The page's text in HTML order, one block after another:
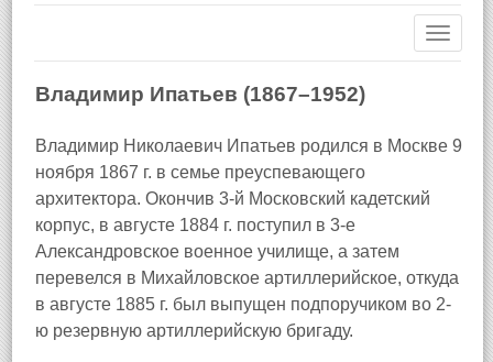
Владимир Ипатьев (1867–1952)
Владимир Николаевич Ипатьев родился в Москве 9
ноября 1867 г. в семье преуспевающего
архитектора. Окончив 3-й Московский кадетский
корпус, в августе 1884 г. поступил в 3-е
Александровское военное училище, а затем
перевелся в Михайловское артиллерийское, откуда
в августе 1885 г. был выпущен подпоручиком во 2-
ю резервную артиллерийскую бригаду.